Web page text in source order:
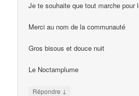
Je te souhaite que tout marche pour
Merci au nom de la communauté
Gros bisous et douce nuit
Le Noctamplume
Répondre ↓